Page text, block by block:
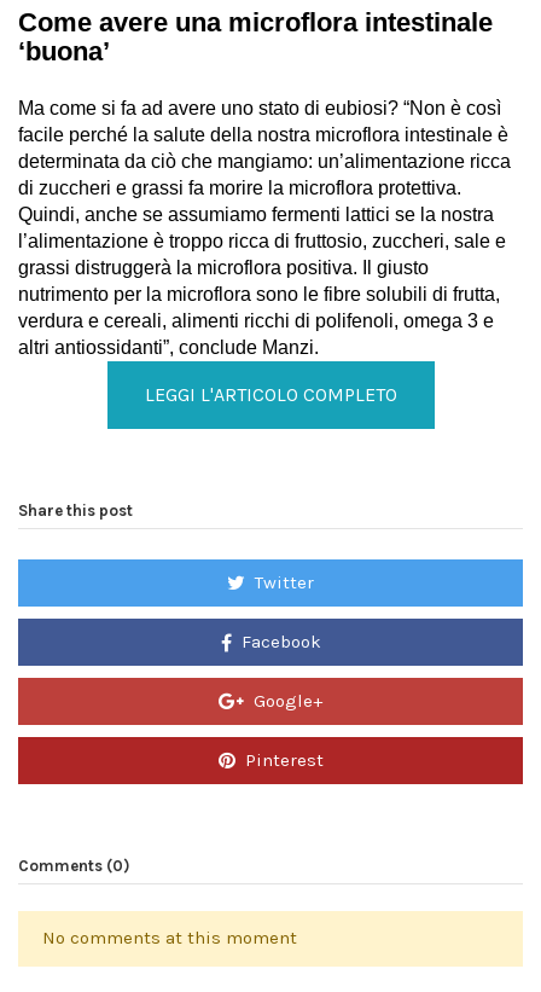
Come avere una microflora intestinale
‘buona’
Ma come si fa ad avere uno stato di eubiosi? “Non è così
facile perché la salute della nostra microflora intestinale è
determinata da ciò che mangiamo: un’alimentazione ricca
di zuccheri e grassi fa morire la microflora protettiva.
Quindi, anche se assumiamo fermenti lattici se la nostra
l’alimentazione è troppo ricca di fruttosio, zuccheri, sale e
grassi distruggerà la microflora positiva. Il giusto
nutrimento per la microflora sono le fibre solubili di frutta,
verdura e cereali, alimenti ricchi di polifenoli, omega 3 e
altri antiossidanti”, conclude Manzi.
LEGGI L'ARTICOLO COMPLETO
Share this post
Twitter
Facebook
Google+
Pinterest
Comments (0)
No comments at this moment